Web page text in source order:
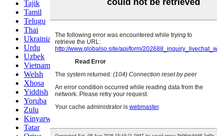
Tajik
Tamil
Telugu
Thai
Ukrainian
Urdu
Uzbek
Vietnamese
Welsh
Xhosa
Yiddish
Yoruba
Zulu
Kinyarwanda
Tatar